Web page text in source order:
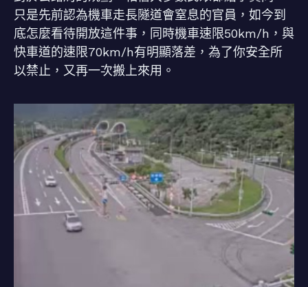
只是先前認為機車走長隧道會窒息的官員，如今到
底怎麼看待開放這件事，同時機車速限50km/h，與
快車道的速限70km/h有明顯落差，為了你安全所
以禁止，又再一次搬上來用。